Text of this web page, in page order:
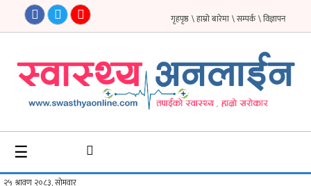
गृहपृष्ठ
समाचार
फिचर
\ विज्ञापन
\ सम्पर्क
\ हाम्रो बारेमा
गृहपृष्ठ
☰